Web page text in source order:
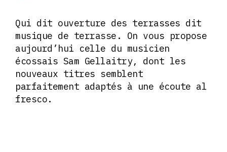
Qui dit ouverture des terrasses dit
musique de terrasse. On vous propose
aujourd’hui celle du musicien
écossais Sam Gellaitry, dont les
nouveaux titres semblent
parfaitement adaptés à une écoute al
fresco.